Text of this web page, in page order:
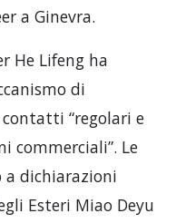
a Ginevra.
He Lifeng ha
di
“regolari e
commerciali”. Le
a dichiarazioni
Esteri Miao Deyu